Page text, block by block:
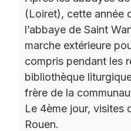
(Loiret), cette année
l’abbaye de Saint
marche extérieure
compris pendant les
bibliothèque
frère de la
Le 4ème jour, visites
Rouen.